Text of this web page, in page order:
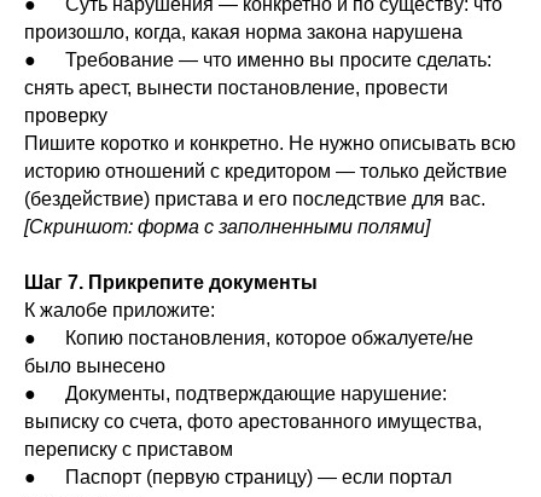
● Суть нарушения — конкретно и по существу: что
произошло, когда, какая норма закона нарушена
● Требование — что именно вы просите сделать:
снять арест, вынести постановление, провести
проверку
Пишите коротко и конкретно. Не нужно описывать всю
историю отношений с кредитором — только действие
(бездействие) пристава и его последствие для вас.
[Скриншот: форма с заполненными полями]
Шаг 7. Прикрепите документы
К жалобе приложите:
● Копию постановления, которое обжалуете/не
было вынесено
● Документы, подтверждающие нарушение:
выписку со счета, фото арестованного имущества,
переписку с приставом
● Паспорт (первую страницу) — если портал